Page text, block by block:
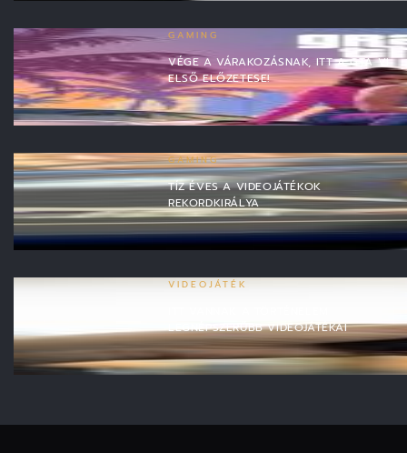
GAMING
VÉGE A VÁRAKOZÁSNAK, ITT A GTA VI
ELSŐ ELŐZETESE!
GAMING
TÍZ ÉVES A VIDEOJÁTÉKOK
REKORDKIRÁLYA
VIDEOJÁTÉK
LEGNÉPSZERŰBB VIDEOJÁTÉKAI